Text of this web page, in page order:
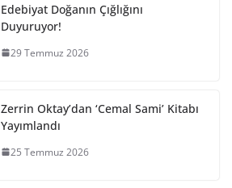
Edebiyat Doğanın Çığlığını
Duyuruyor!
29 Temmuz 2026
Zerrin Oktay’dan ‘Cemal Sami’ Kitabı
Yayımlandı
25 Temmuz 2026